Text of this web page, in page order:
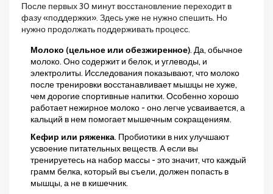
После первых 30 минут восстановление переходит в
фазу «поддержки». Здесь уже не нужно спешить. Но
нужно продолжать поддерживать процесс.
Молоко (цельное или обезжиренное). Да, обычное
молоко. Оно содержит и белок, и углеводы, и
электролиты. Исследования показывают, что молоко
после тренировки восстанавливает мышцы не хуже,
чем дорогие спортивные напитки. Особенно хорошо
работает нежирное молоко - оно легче усваивается, а
кальций в нем помогает мышечным сокращениям.
Кефир или ряженка. Пробиотики в них улучшают
усвоение питательных веществ. А если вы
тренируетесь на набор массы - это значит, что каждый
грамм белка, который вы съели, должен попасть в
мышцы, а не в кишечник.